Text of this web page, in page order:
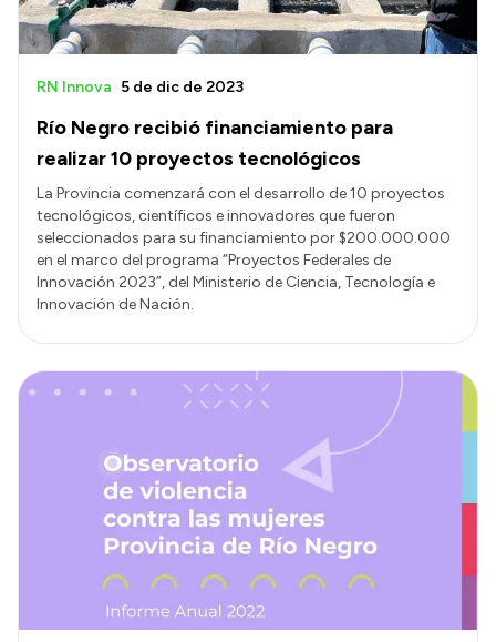
Río Negro recibió financiamiento para
realizar 10 proyectos tecnológicos
RN Innova 5 de dic de 2023
La Provincia comenzará con el desarrollo de 10 proyectos
tecnológicos, científicos e innovadores que fueron
seleccionados para su financiamiento por $200.000.000
en el marco del programa “Proyectos Federales de
Innovación 2023”, del Ministerio de Ciencia, Tecnología e
Innovación de Nación.